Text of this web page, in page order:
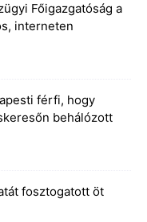
Főigazgatóság a
interneten
férfi, hogy
behálózott
fosztogatott öt